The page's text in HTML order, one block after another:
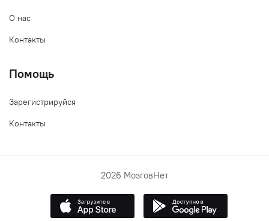
О нас
Контакты
Помощь
Зарегистрируйся
Контакты
2026 МозговНет